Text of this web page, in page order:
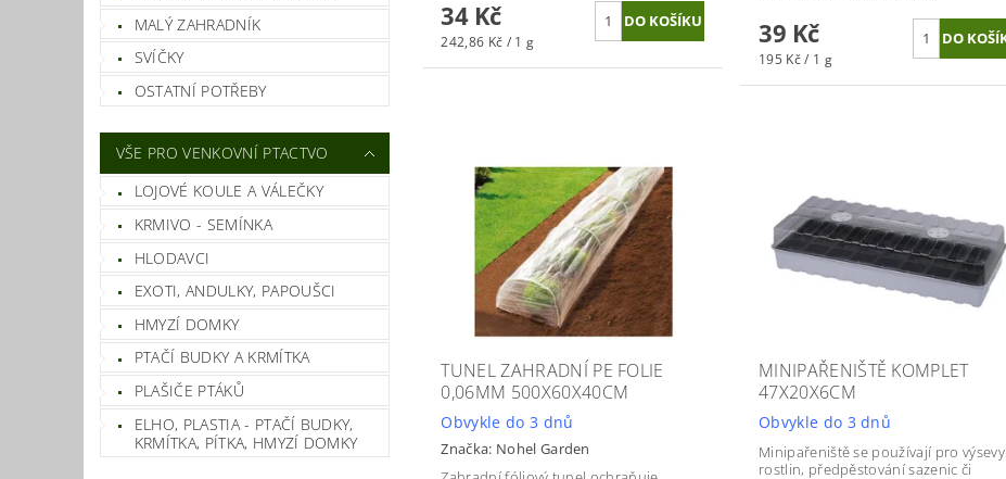
MALÝ ZAHRADNÍK
SVÍČKY
OSTATNÍ POTŘEBY
VŠE PRO VENKOVNÍ PTACTVO
LOJOVÉ KOULE A VÁLEČKY
KRMIVO - SEMÍNKA
HLODAVCI
EXOTI, ANDULKY, PAPOUŠCI
HMYZÍ DOMKY
PTAČÍ BUDKY A KRMÍTKA
PLAŠIČE PTÁKŮ
ELHO, PLASTIA - PTAČÍ BUDKY,
KRMÍTKA, PÍTKA, HMYZÍ DOMKY
34 Kč
242,86 Kč / 1 g 39 Kč
195 Kč / 1 g
TUNEL ZAHRADNÍ PE FOLIE
0,06MM 500X60X40CM
Obvykle do 3 dnů
Značka: Nohel Garden
MINIPAŘENIŠTĚ KOMPLET
47X20X6CM
Obvykle do 3 dnů
Minipařeniště se používají pro výsevy
rostlin, předpěstování sazenic či